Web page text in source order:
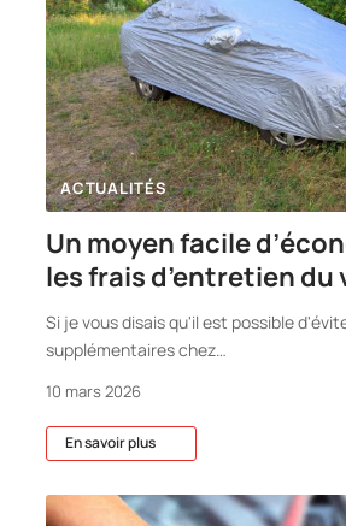
ACTUALITÉS
Un moyen facile
les frais d’entretien du
Si je vous disais qu'il est possible
supplémentaires chez…
10 mars 2026
En savoir plus